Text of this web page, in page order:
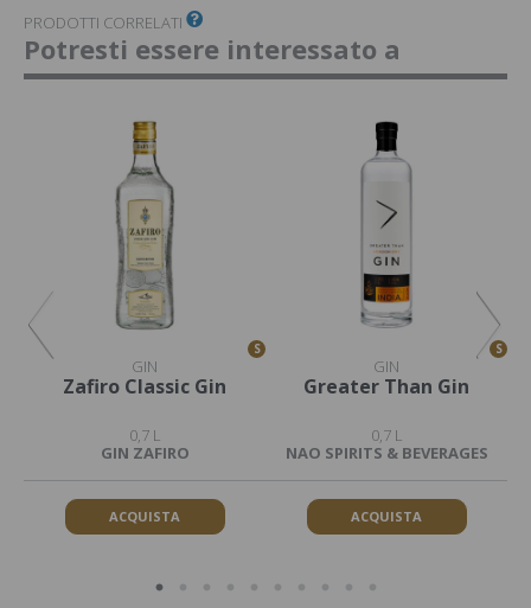
PRODOTTI CORRELATI
Potresti essere interessato a
S
GIN
Zafiro Classic Gin
0,7 L
GIN ZAFIRO
ACQUISTA
S
GIN
Greater Than Gin
0,7 L
NAO SPIRITS & BEVERAGES
ACQUISTA